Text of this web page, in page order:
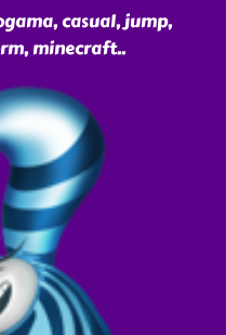
casual, jump,
minecraft..